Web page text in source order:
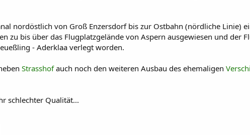
nordöstlich von Groß Enzersdorf bis zur Ostbahn (nördliche Linie)
zu bis über das Flugplatzgelände von Aspern ausgewiesen und der
- Aderklaa verlegt worden.
Strasshofauch noch den weiteren Ausbau des ehemaligen
schlechter Qualität...